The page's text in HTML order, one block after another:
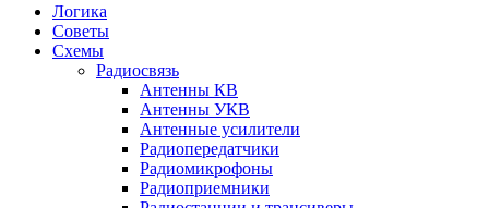
Логика
Советы
Схемы
Радиосвязь
Антенны КВ
Антенны УКВ
Антенные усилители
Радиопередатчики
Радиомикрофоны
Радиоприемники